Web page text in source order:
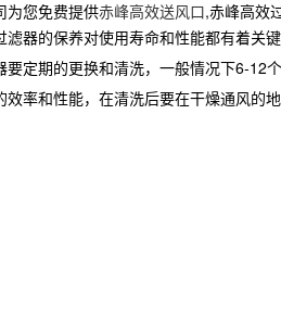
为您免费提供赤峰高效送风口,赤峰高效
滤器的保养对使用寿命和性能都有着关
定期的更换和清洗，一般情况下6-
率和性能，在清洗后要在干燥通风的